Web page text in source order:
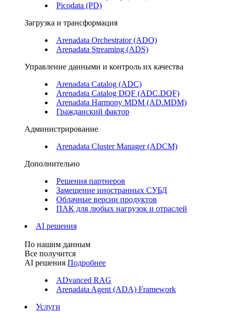
Picodata (PD)
Загрузка и трансформация
Arenadata Orchestrator (ADO)
Arenadata Streaming (ADS)
Управление данными и контроль их качества
Arenadata Catalog (ADC)
Arenadata Catalog DQF (ADС.DQF)
Arenadata Harmony MDM (AD.MDM)
Гражданский фактор
Администрирование
Arenadata Cluster Manager (ADCM)
Дополнительно
Решения партнеров
Замещение иностранных СУБД
Облачные версии продуктов
ПАК для любых нагрузок и отраслей
AI решения
По нашим данным
Все получится
AI решения Подробнее
ADvanced RAG
Arenadata Agent (ADA) Framework
Услуги